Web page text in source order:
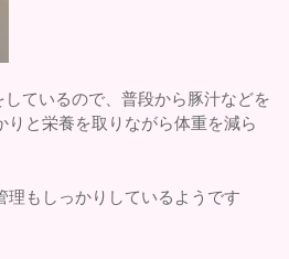
ているので、普段から豚汁などを
りと栄養を取りながら体重を減ら
理もしっかりしているようです